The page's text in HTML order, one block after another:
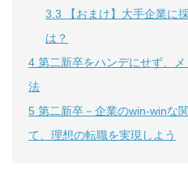
3.3 【おまけ】大手企業に
は？
4 第二新卒をハンデにせず、
法
5 第二新卒－企業のwin-winな
て、理想の転職を実現しよう